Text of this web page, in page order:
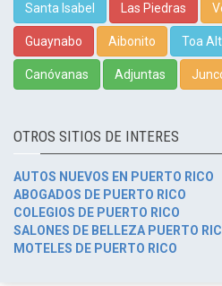
Santa Isabel Las Piedras
Guaynabo Aibonito Toa
Canóvanas Adjuntas
OTROS SITIOS DE INTERES
AUTOS NUEVOS EN PUERTO RICO
ABOGADOS DE PUERTO RICO
COLEGIOS DE PUERTO RICO
SALONES DE BELLEZA PUERTO
MOTELES DE PUERTO RICO